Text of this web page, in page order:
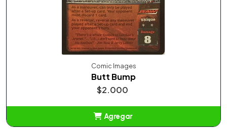
Comic Images
Butt Bump
$2.000
Agregar